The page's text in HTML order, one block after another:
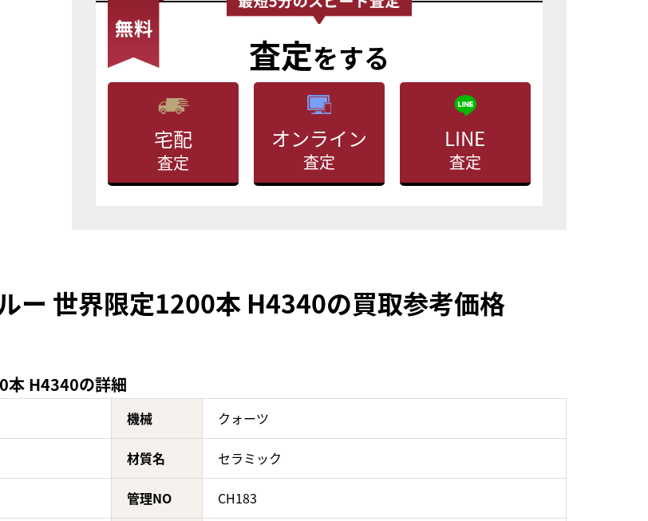
査定をする
宅配
査定
オンライン
査定
LINE
査定
ー 世界限定1200本 H4340の買取参考価格
本 H4340の詳細
機械 クォーツ
材質名 セラミック
管理NO CH183